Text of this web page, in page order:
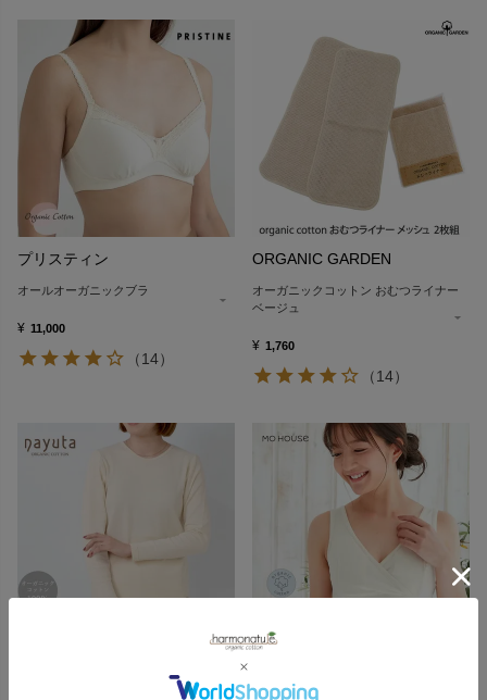
プリスティン
オールオーガニックブラ
¥ 11,000
（14）
ORGANIC GARDEN
オーガニックコットン おむつライナー
ベージュ
¥ 1,760
（14）
オーガニックコットン 接結ロングスリ オーガニックコットン モーハウスブラ